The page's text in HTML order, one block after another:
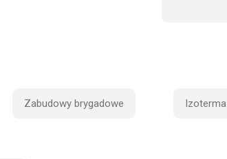
Zabudowy brygadowe Izoterma